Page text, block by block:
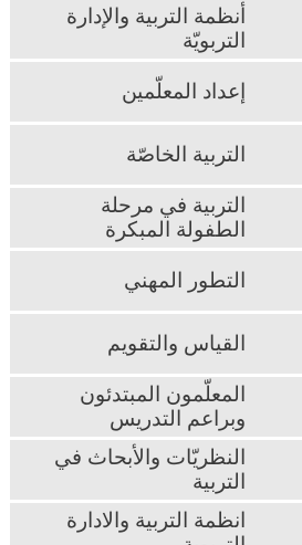
أنظمة التربية والإدارة
التربويّة
إعداد المعلّمين
التربية الخاصّة
التربية في مرحلة
الطفولة المبكرة
التطور المهني
القياس والتقويم
المعلّمون المبتدئون
وبراعم التدريس
النظريّات والأبحاث في
التربية
انظمة التربية والادارة